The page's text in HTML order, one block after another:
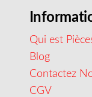
Qui est
Blog
Contactez
CGV